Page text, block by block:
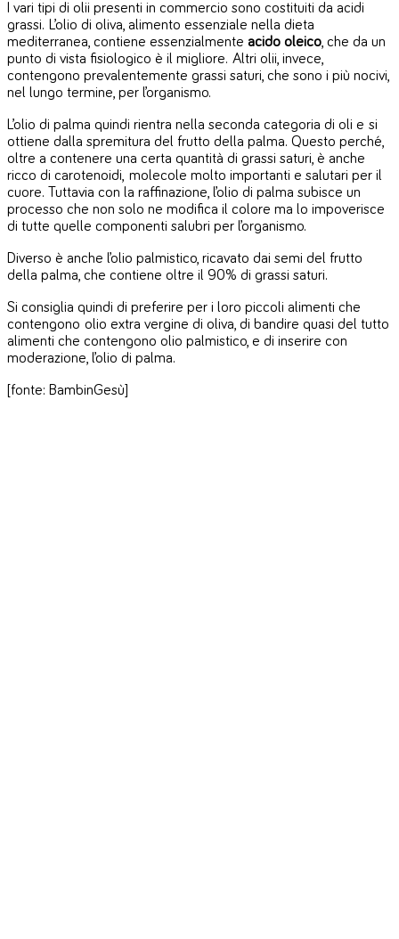
I vari tipi di olii presenti in commercio sono costituiti da acidi
grassi. L’olio di oliva, alimento essenziale nella dieta
mediterranea, contiene essenzialmente acido oleico, che da un
punto di vista fisiologico è il migliore. Altri olii, invece,
contengono prevalentemente grassi saturi, che sono i più nocivi,
nel lungo termine, per l’organismo.
L’olio di palma quindi rientra nella seconda categoria di oli e si
ottiene dalla spremitura del frutto della palma. Questo perché,
oltre a contenere una certa quantità di grassi saturi, è anche
ricco di carotenoidi, molecole molto importanti e salutari per il
cuore. Tuttavia con la raffinazione, l’olio di palma subisce un
processo che non solo ne modifica il colore ma lo impoverisce
di tutte quelle componenti salubri per l’organismo.
Diverso è anche l’olio palmistico, ricavato dai semi del frutto
della palma, che contiene oltre il 90% di grassi saturi.
Si consiglia quindi di preferire per i loro piccoli alimenti che
contengono olio extra vergine di oliva, di bandire quasi del tutto
alimenti che contengono olio palmistico, e di inserire con
moderazione, l’olio di palma.
[fonte: BambinGesù]